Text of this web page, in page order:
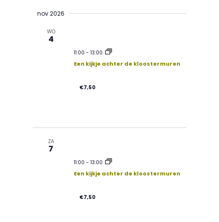
nov 2026
WO
4
11:00 -13:00
Een kijkje achter de kloostermuren
€7,50
ZA
7
11:00 -13:00
Een kijkje achter de kloostermuren
€7,50